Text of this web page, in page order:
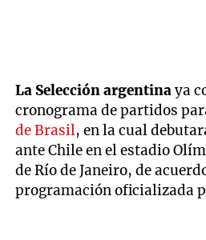
La Selección argentinaya
cronograma de partidos
de Brasil, en la cual
ante Chile en el estadio
de Río de Janeiro, de
programación oficializada